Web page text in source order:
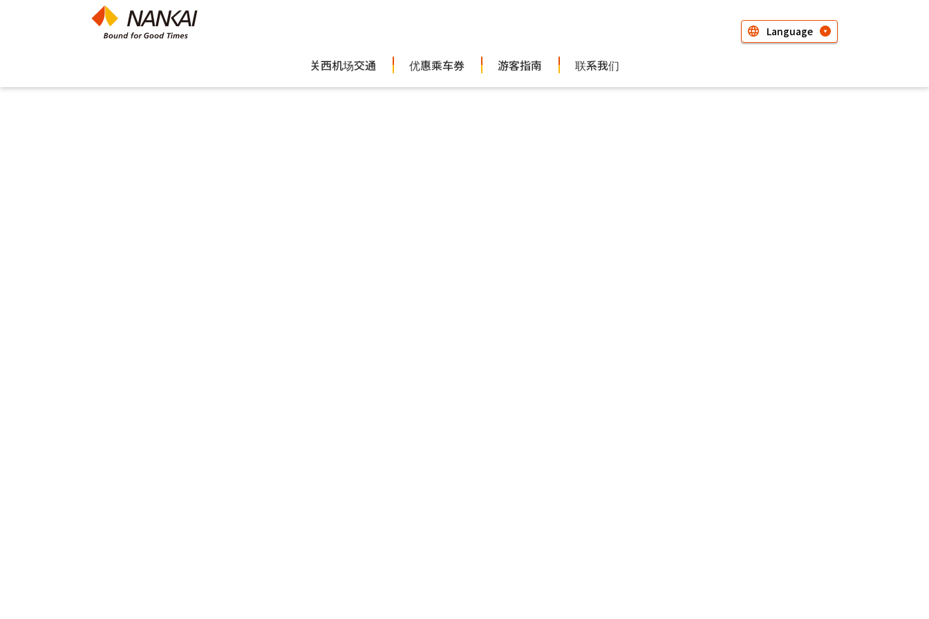
关西机场交通 优惠乘车券 游客指南 联系我们